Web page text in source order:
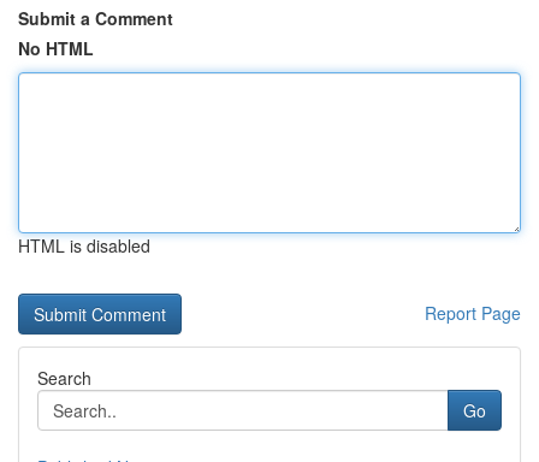
Submit a Comment
No HTML
HTML is disabled
Report Page
Search
Go